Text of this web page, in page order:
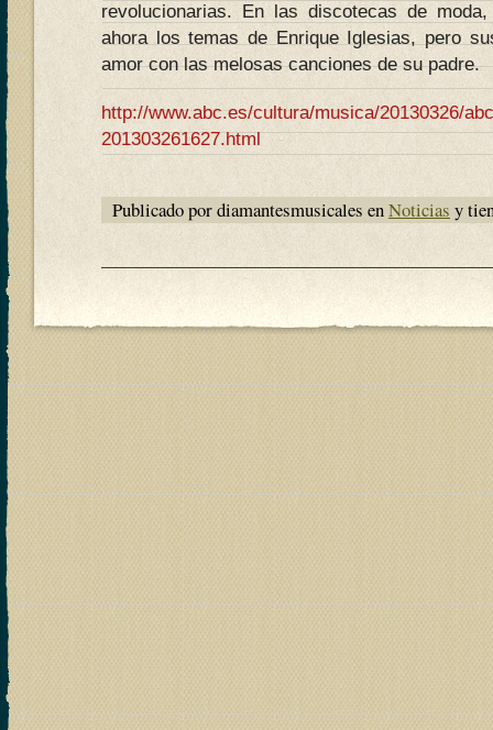
revolucionarias. En las discotecas de
ahora los temas de Enrique Iglesias, pero
amor con las melosas canciones de su padre.
http://www.abc.es/cultura/musica/20130326/
201303261627.html
Publicado por diamantesmusicales enNoticias y